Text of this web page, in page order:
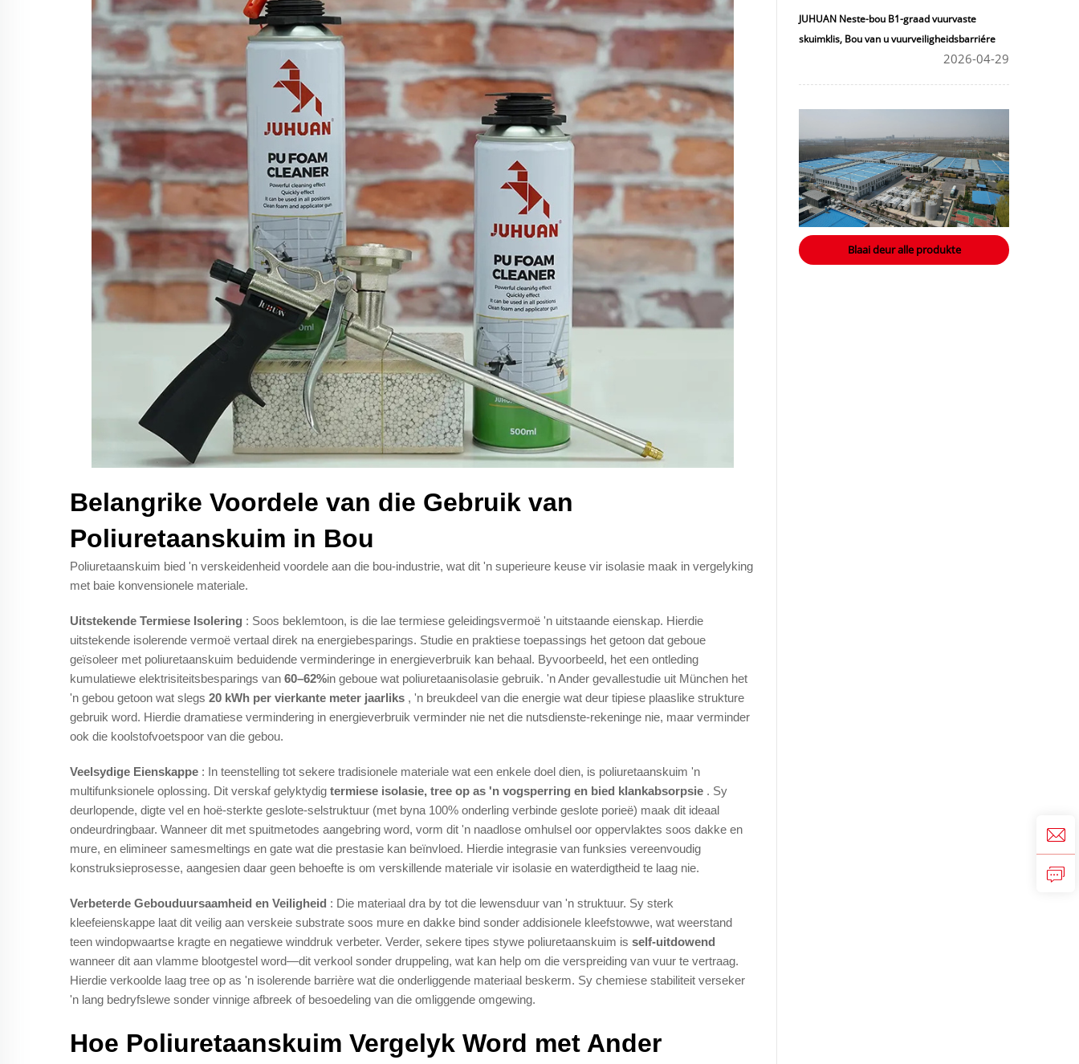
Belangrike Voordele van die Gebruik van
Poliuretaanskuim in Bou
Poliuretaanskuim bied 'n verskeidenheid voordele aan die bou-industrie, wat dit 'n superieure keuse vir isolasie maak in vergelyking
met baie konvensionele materiale.
Uitstekende Termiese Isolering : Soos beklemtoon, is die lae termiese geleidingsvermoë 'n uitstaande eienskap. Hierdie
uitstekende isolerende vermoë vertaal direk na energiebesparings. Studie en praktiese toepassings het getoon dat geboue
geïsoleer met poliuretaanskuim beduidende verminderinge in energieverbruik kan behaal. Byvoorbeeld, het een ontleding
kumulatiewe elektrisiteitsbesparings van 60–62%in geboue wat poliuretaanisolasie gebruik. 'n Ander gevallestudie uit München het
'n gebou getoon wat slegs 20 kWh per vierkante meter jaarliks , 'n breukdeel van die energie wat deur tipiese plaaslike strukture
gebruik word. Hierdie dramatiese vermindering in energieverbruik verminder nie net die nutsdienste-rekeninge nie, maar verminder
ook die koolstofvoetspoor van die gebou.
Veelsydige Eienskappe : In teenstelling tot sekere tradisionele materiale wat een enkele doel dien, is poliuretaanskuim 'n
multifunksionele oplossing. Dit verskaf gelyktydig termiese isolasie, tree op as 'n vogsperring en bied klankabsorpsie . Sy
deurlopende, digte vel en hoë-sterkte geslote-selstruktuur (met byna 100% onderling verbinde geslote porieë) maak dit ideaal
ondeurdringbaar. Wanneer dit met spuitmetodes aangebring word, vorm dit 'n naadlose omhulsel oor oppervlaktes soos dakke en
mure, en elimineer samesmeltings en gate wat die prestasie kan beïnvloed. Hierdie integrasie van funksies vereenvoudig
konstruksieprosesse, aangesien daar geen behoefte is om verskillende materiale vir isolasie en waterdigtheid te laag nie.
Verbeterde Gebouduursaamheid en Veiligheid : Die materiaal dra by tot die lewensduur van 'n struktuur. Sy sterk
kleefeienskappe laat dit veilig aan verskeie substrate soos mure en dakke bind sonder addisionele kleefstowwe, wat weerstand
teen windopwaartse kragte en negatiewe winddruk verbeter. Verder, sekere tipes stywe poliuretaanskuim is self-uitdowend
wanneer dit aan vlamme blootgestel word—dit verkool sonder druppeling, wat kan help om die verspreiding van vuur te vertraag.
Hierdie verkoolde laag tree op as 'n isolerende barrière wat die onderliggende materiaal beskerm. Sy chemiese stabiliteit verseker
'n lang bedryfslewe sonder vinnige afbreek of besoedeling van die omliggende omgewing.
Hoe Poliuretaanskuim Vergelyk Word met Ander
JUHUAN Neste-bou B1-graad vuurvaste
skuimklis, Bou van u vuurveiligheidsbarriére
2026-04-29
Blaai deur alle produkte